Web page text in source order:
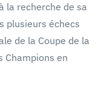
la recherche de sa
plusieurs échecs
de la Coupe de la
Champions en